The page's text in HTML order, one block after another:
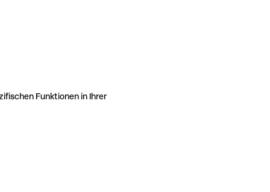
Funktionen in Ihrer